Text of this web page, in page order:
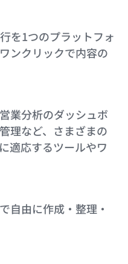
を1つのプラットフォ
ンクリックで内容の
業分析のダッシュボ
理など、さまざまの
適応するツールやワ
自由に作成・整理・